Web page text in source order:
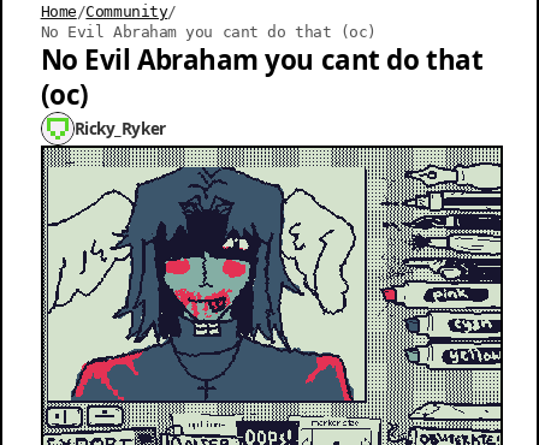
Home /Community/
No Evil Abraham you cant do that (oc)
No Evil Abraham you cant do that
(oc)
Ricky_Ryker